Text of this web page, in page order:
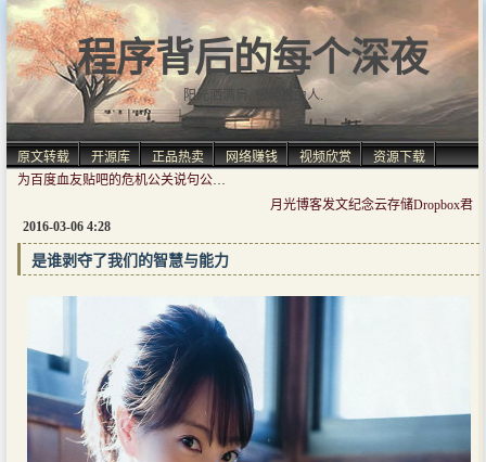
程序背后的每个深夜
阳光洒满肩, 仿佛自由人.
原文转载 开源库 正品热卖 网络赚钱 视频欣赏
资源下载
为百度血友贴吧的危机公关说句公道话
月光博客发文纪念云存储Dropbox君
2016-03-06 4:28
是谁剥夺了我们的智慧与能力